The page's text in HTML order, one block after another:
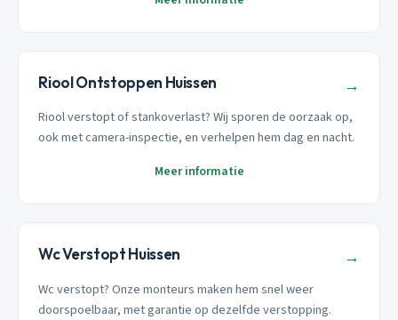
Riool Ontstoppen Huissen →
Riool verstopt of stankoverlast? Wij sporen de oorzaak op,
ook met camera-inspectie, en verhelpen hem dag en nacht.
Meer informatie
Wc Verstopt Huissen →
Wc verstopt? Onze monteurs maken hem snel weer
doorspoelbaar, met garantie op dezelfde verstopping.